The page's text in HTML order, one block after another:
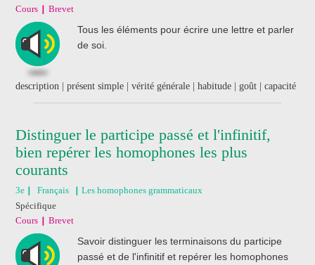
Cours
Brevet
Tous les éléments pour écrire une lettre et parler
de soi.
description | présent simple | vérité générale | habitude | goût | capacité
Distinguer le participe passé et l'infinitif,
bien repérer les homophones les plus
courants
3e Français
Les homophones grammaticaux
Spécifique
Cours
Brevet
Savoir distinguer les terminaisons du participe
passé et de l'infinitif et repérer les homophones